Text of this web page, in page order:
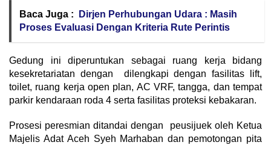
Baca Juga :
Dirjen Perhubungan Udara : Masih
Proses Evaluasi Dengan Kriteria Rute Perintis
Gedung ini diperuntukan sebagai ruang kerja bidang
kesekretariatan dengan dilengkapi dengan fasilitas lift,
toilet, ruang kerja open plan, AC VRF, tangga, dan tempat
parkir kendaraan roda 4 serta fasilitas proteksi kebakaran.
Prosesi peresmian ditandai dengan peusijuek oleh Ketua
Majelis Adat Aceh Syeh Marhaban dan pemotongan pita